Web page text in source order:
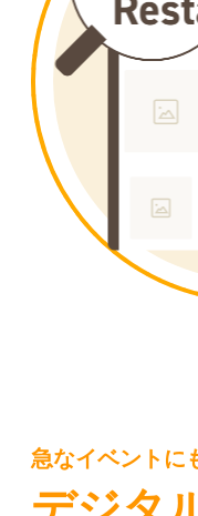
急なイベントに